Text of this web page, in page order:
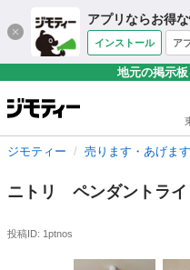
アプリならお得
インストール ア
地元の掲示
ジモティー 売ります・あげます
ニトリ ペンダントラ
投稿ID: 1ptnos